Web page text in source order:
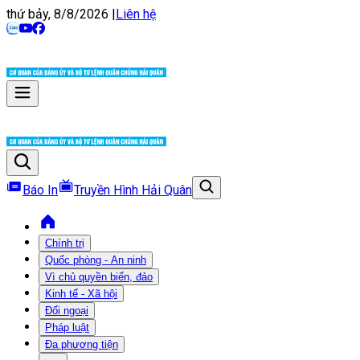
thứ bảy, 8/8/2026 |Liên hệ
Báo In Truyền Hình Hải Quân
Chính trị
Quốc phòng - An ninh
Vì chủ quyền biển, đảo
Kinh tế - Xã hội
Đối ngoại
Pháp luật
Đa phương tiện